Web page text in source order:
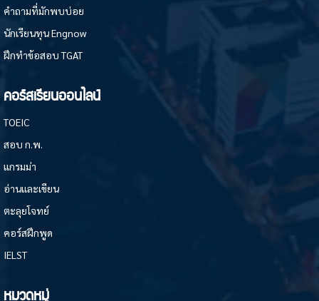
คำถามที่มักพบบ่อย
นักเรียนทุน Engnow
ฝึกทำข้อสอบ TGAT
คอร์สเรียนออนไลน์
TOEIC
สอบ ก.พ.
แกรมม่า
อ่านและเขียน
ตะลุยโจทย์
คอร์สฝึกพูด
IELST
หมวดหมู่